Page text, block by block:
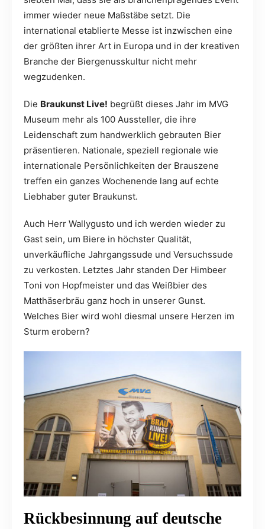
immer wieder neue Maßstäbe setzt. Die
international etablierte Messe ist inzwischen eine
der größten ihrer Art in Europa und in der kreativen
Branche der Biergenusskultur nicht mehr
wegzudenken.
Die Braukunst Live! begrüßt dieses Jahr im MVG
Museum mehr als 100 Aussteller, die ihre
Leidenschaft zum handwerklich gebrauten Bier
präsentieren. Nationale, speziell regionale wie
internationale Persönlichkeiten der Brauszene
treffen ein ganzes Wochenende lang auf echte
Liebhaber guter Braukunst.
Auch Herr Wallygusto und ich werden wieder zu
Gast sein, um Biere in höchster Qualität,
unverkäufliche Jahrgangssude und Versuchssude
zu verkosten. Letztes Jahr standen Der Himbeer
Toni von Hopfmeister und das Weißbier des
Matthäserbräu ganz hoch in unserer Gunst.
Welches Bier wird wohl diesmal unsere Herzen im
Sturm erobern?
Rückbesinnung auf deutsche